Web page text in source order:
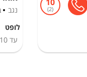
2 נגב
לופט
עד 10